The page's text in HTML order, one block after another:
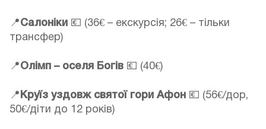
📍Салоніки 💶 (36€ – екскурсія; 26€ – тільки
трансфер)
📍Олімп – оселя Богів 💶 (40€)
📍 Круїз уздовж святої гори Афон 💶 (56€/дор,
50€/діти до 12 років)